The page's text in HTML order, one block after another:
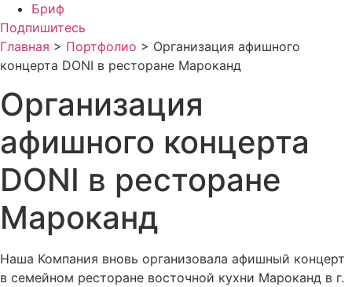
Бриф
Подпишитесь
Главная > Портфолио > Организация афишного
концерта DONI в ресторане Мароканд
Организация
афишного концерта
DONI в ресторане
Мароканд
Наша Компания вновь организовала афишный концерт
в семейном ресторане восточной кухни Мароканд в г.